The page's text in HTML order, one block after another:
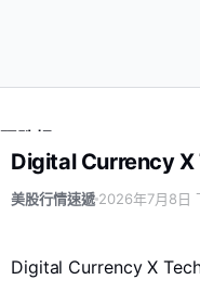
跌超 6%
Digital Currency X
美股行情速遞 2026年7月8日
Digital Currency X